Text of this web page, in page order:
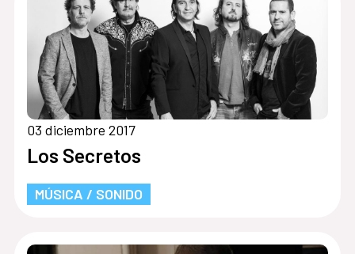
03 diciembre 2017
Los Secretos
MÚSICA / SONIDO